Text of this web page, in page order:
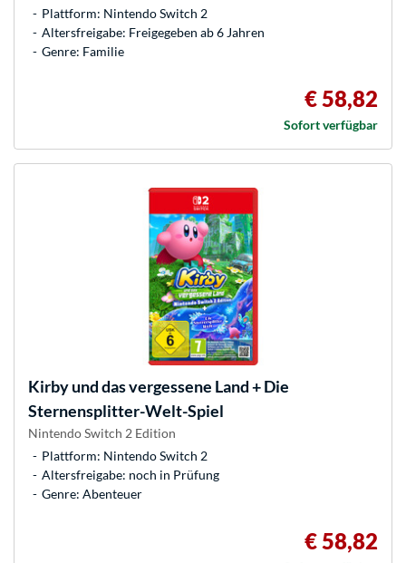
Plattform: Nintendo Switch 2
Altersfreigabe: Freigegeben ab 6 Jahren
Genre: Familie
€ 58,82
Sofort verfügbar
Kirby und das vergessene Land + Die
Sternensplitter-Welt-Spiel
Nintendo Switch 2 Edition
Plattform: Nintendo Switch 2
Altersfreigabe: noch in Prüfung
Genre: Abenteuer
€ 58,82